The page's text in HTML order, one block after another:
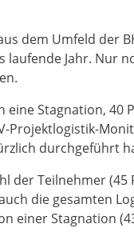
dem Umfeld der
laufende Jahr. Nur
eine Stagnation, 40
Projektlogistik-
durchgeführt
der Teilnehmer
die gesamten
einer Stagnation